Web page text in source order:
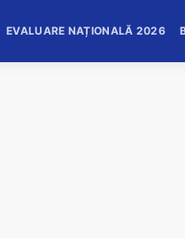
EVALUARE NAȚIONALĂ 2026